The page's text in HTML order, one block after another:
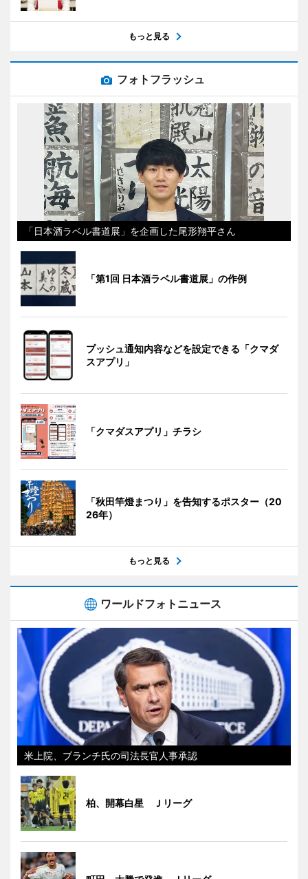
もっと見る
フォトフラッシュ
「日本酒ラベル書道展」を企画した尾形翔平さん
「第1回 日本酒ラベル書道展」の作例
プッシュ通知内容などを設定できる「クマダ
スアプリ」
「クマダスアプリ」チラシ
「秋田竿燈まつり」を告知するポスター（20
26年）
もっと見る
ワールドフォトニュース
米上院、ブランチ氏の司法長官人事承認
柏、開幕白星 Ｊリーグ